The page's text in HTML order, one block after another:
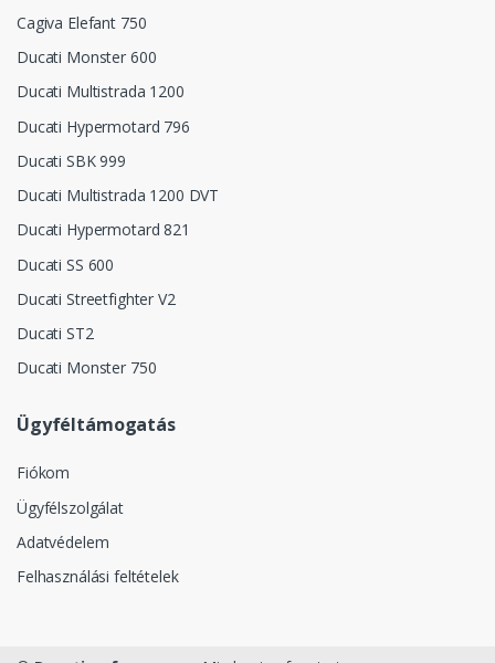
Cagiva Elefant 750
Ducati Monster 600
Ducati Multistrada 1200
Ducati Hypermotard 796
Ducati SBK 999
Ducati Multistrada 1200 DVT
Ducati Hypermotard 821
Ducati SS 600
Ducati Streetfighter V2
Ducati ST2
Ducati Monster 750
Ügyféltámogatás
Fiókom
Ügyfélszolgálat
Adatvédelem
Felhasználási feltételek